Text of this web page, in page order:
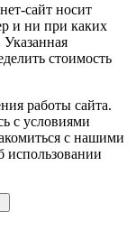
сайт носит
и ни при каких
стоимость
работы сайта.
с условиями
с нашими